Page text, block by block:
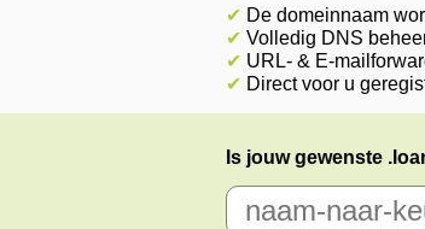
✔ De domeinnaam
✔ Volledig DNS
✔ URL- & E-
✔ Direct voor u
Is jouw gewenste